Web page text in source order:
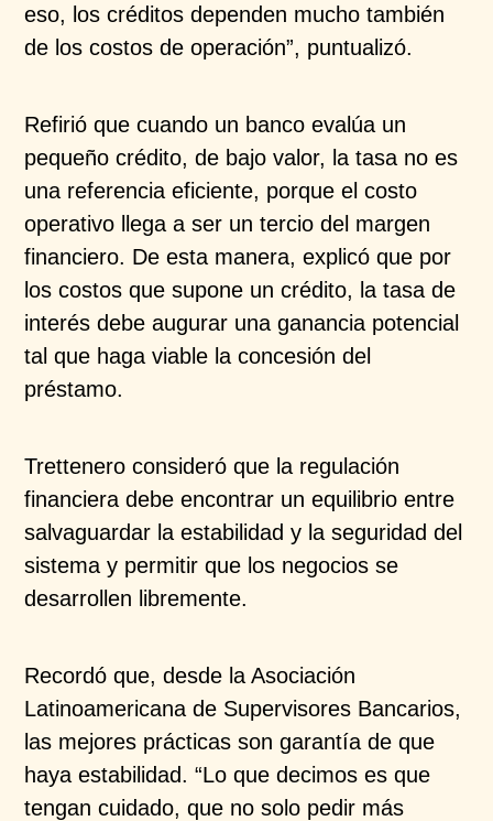
eso, los créditos dependen mucho también
de los costos de operación”, puntualizó.
Refirió que cuando un banco evalúa un
pequeño crédito, de bajo valor, la tasa no es
una referencia eficiente, porque el costo
operativo llega a ser un tercio del margen
financiero. De esta manera, explicó que por
los costos que supone un crédito, la tasa de
interés debe augurar una ganancia potencial
tal que haga viable la concesión del
préstamo.
Trettenero consideró que la regulación
financiera debe encontrar un equilibrio entre
salvaguardar la estabilidad y la seguridad del
sistema y permitir que los negocios se
desarrollen libremente.
Recordó que, desde la Asociación
Latinoamericana de Supervisores Bancarios,
las mejores prácticas son garantía de que
haya estabilidad. “Lo que decimos es que
tengan cuidado, que no solo pedir más